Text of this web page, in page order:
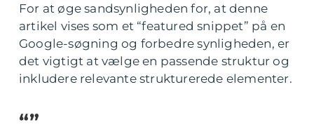
For at øge sandsynligheden for, at denne
artikel vises som et “featured snippet” på en
Google-søgning og forbedre synligheden, er
det vigtigt at vælge en passende struktur og
inkludere relevante strukturerede elementer.
“”